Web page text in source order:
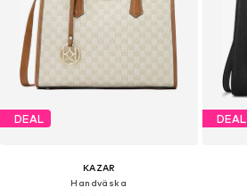
DEAL
KAZAR
Handväska
DEAL